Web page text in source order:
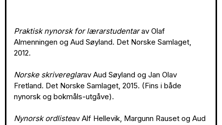
Praktisk nynorsk for lærarstudentarav Olaf
Almenningen og Aud Søyland. Det Norske Samlaget,
2012.
Norske skrivereglarav Aud Søyland og Jan Olav
Fretland. Det Norske Samlaget, 2015. (Fins i både
nynorsk og bokmåls-utgåve).
Nynorsk ordlisteav Alf Hellevik, Margunn Rauset og Aud